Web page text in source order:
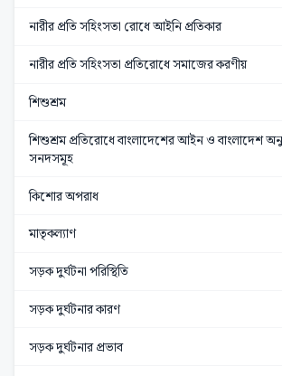
নারীর প্রতি সহিংসতা রোধে আইনি প্রতিকার
নারীর প্রতি সহিংসতা প্রতিরোধে সমাজের করণীয়
শিশুশ্রম
শিশুশ্রম প্রতিরোধে বাংলাদেশের আইন ও বাংলাদেশ
সনদসমূহ
কিশোর অপরাধ
মাতৃকল্যাণ
সড়ক দুর্ঘটনা পরিস্থিতি
সড়ক দুর্ঘটনার কারণ
সড়ক দুর্ঘটনার প্রভাব